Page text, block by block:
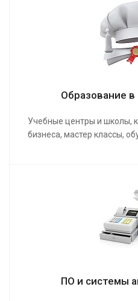
Образование в
Учебные центры и школы,
бизнеса, мастер классы,
ПО и системы